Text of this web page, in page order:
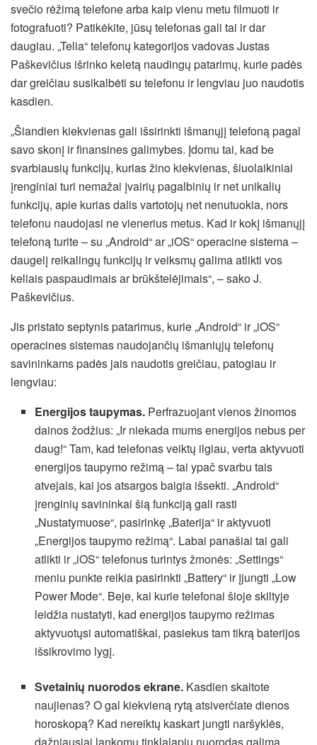
svečio rėžimą telefone arba kaip vienu metu filmuoti ir
fotografuoti? Patikėkite, jūsų telefonas gali tai ir dar
daugiau. „Telia“ telefonų kategorijos vadovas Justas
Paškevičius išrinko keletą naudingų patarimų, kurie padės
dar greičiau susikalbėti su telefonu ir lengviau juo naudotis
kasdien.
„Šiandien kiekvienas gali išsirinkti išmanųjį telefoną pagal
savo skonį ir finansines galimybes. Įdomu tai, kad be
svarbiausių funkcijų, kurias žino kiekvienas, šiuolaikiniai
įrenginiai turi nemažai įvairių pagalbinių ir net unikalių
funkcijų, apie kurias dalis vartotojų net nenutuokia, nors
telefonu naudojasi ne vienerius metus. Kad ir kokį išmanųjį
telefoną turite – su „Android“ ar „iOS“ operacine sistema –
daugelį reikalingų funkcijų ir veiksmų galima atlikti vos
keliais paspaudimais ar brūkštelėjimais“, – sako J.
Paškevičius.
Jis pristato septynis patarimus, kurie „Android“ ir „iOS“
operacines sistemas naudojančių išmaniųjų telefonų
savininkams padės jais naudotis greičiau, patogiau ir
lengviau:
Energijos taupymas. Perfrazuojant vienos žinomos
dainos žodžius: „Ir niekada mums energijos nebus per
daug!“ Tam, kad telefonas veiktų ilgiau, verta aktyvuoti
energijos taupymo režimą – tai ypač svarbu tais
atvejais, kai jos atsargos baigia išsekti. „Android“
įrenginių savininkai šią funkciją gali rasti
„Nustatymuose“, pasirinkę „Baterija“ ir aktyvuoti
„Energijos taupymo režimą“. Labai panašiai tai gali
atlikti ir „iOS“ telefonus turintys žmonės: „Settings“
meniu punkte reikia pasirinkti „Battery“ ir įjungti „Low
Power Mode“. Beje, kai kurie telefonai šioje skiltyje
leidžia nustatyti, kad energijos taupymo režimas
aktyvuotųsi automatiškai, pasiekus tam tikrą baterijos
išsikrovimo lygį.
Svetainių nuorodos ekrane. Kasdien skaitote
naujienas? O gal kiekvieną rytą atsiverčiate dienos
horoskopą? Kad nereiktų kaskart jungti naršyklės,